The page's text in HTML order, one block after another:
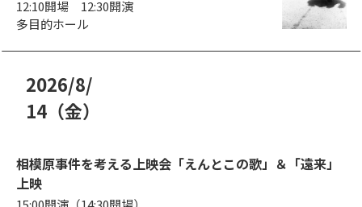
12:10開場 12:30開演
多目的ホール
2026/
年
8/
月
14 （金）
相模原事件を考える上映会「えんとこの歌」＆「遠来」
上映